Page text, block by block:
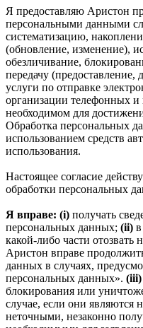
Я предоставляю Аристон
персональными данными
систематизацию,
(обновление, изменение),
обезличивание,
передачу
услуги по отправке
организации телефонных
необходимом для
Обработка персональных
использованием средств
использования.
Настоящее согласие
обработки персональных
Я вправе: (i) получать
персональных данных; (ii)
какой-либо части отозвать
Аристон вправе
данных в случаях,
персональных данных». (iii)
блокирования или
случае, если они
неточными, незаконно